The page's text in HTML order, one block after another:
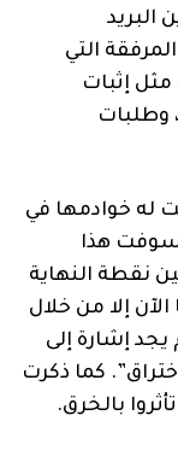
البريد
التي
إثبات
وطلبات
له خوادمها في
مايكروسوفت هذا
نقطة النهاية
إلا من خلال
إشارة إلى
كما ذكرت
بالخرق.